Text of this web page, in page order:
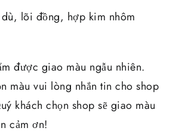
lõi đồng, hợp kim nhôm
được giao màu ngẫu nhiên.
màu vui lòng nhắn tin cho shop
khách chọn shop sẽ giao màu
cảm ơn!